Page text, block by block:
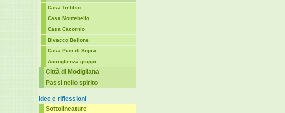
Casa Trebbio
Casa Montebello
Casa Cacornio
Bivacco Bellone
Casa Pian di Sopra
Accoglienza gruppi
Città di Modigliana
Passi nello spirito
Idee e riflessioni
Sottolineature